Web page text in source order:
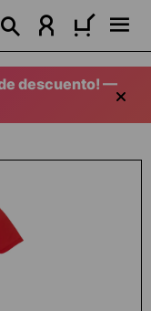
de descuento! —